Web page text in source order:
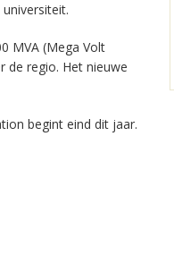
MVA (Mega Volt
de regio. Het nieuwe
begint eind dit jaar.